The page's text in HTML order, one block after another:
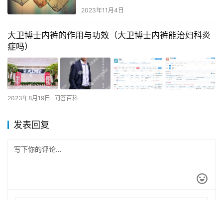
2023年11月4日
大卫博士内裤的作用与功效（大卫博士内裤能治妇科炎
症吗）
2023年8月19日 问答百科
发表回复